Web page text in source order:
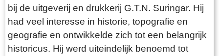
bij de uitgeverij en drukkerij G.T.N. Suringar. Hij
had veel interesse in historie, topografie en
geografie en ontwikkelde zich tot een belangrijk
historicus. Hij werd uiteindelijk benoemd tot